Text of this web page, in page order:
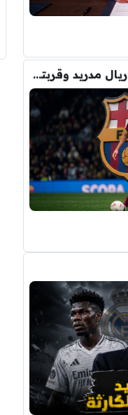
4 أسباب أبعدت رودري عن ريال مدريد وقربته من برشلونة